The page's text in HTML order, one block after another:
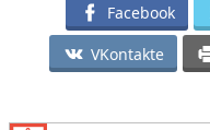
Facebook
VKontakte